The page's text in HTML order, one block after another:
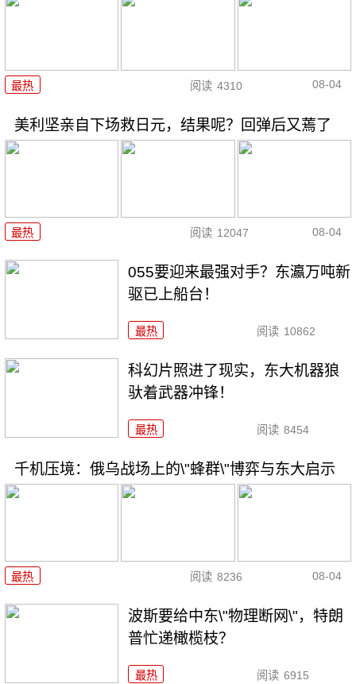
最热 阅读 4310 08-04
美利坚亲自下场救日元，结果呢？回弹后又蔫了
最热 阅读 12047 08-04
055要迎来最强对手？东瀛万吨新
驱已上船台！
最热 阅读 10862
科幻片照进了现实，东大机器狼
驮着武器冲锋！
最热 阅读 8454
千机压境：俄乌战场上的\"蜂群\"博弈与东大启示
最热 阅读 8236 08-04
波斯要给中东\"物理断网\"，特朗
普忙递橄榄枝？
最热 阅读 6915